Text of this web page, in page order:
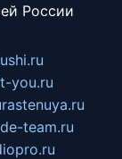
России
you.ru
rastenuya.ru
team.ru